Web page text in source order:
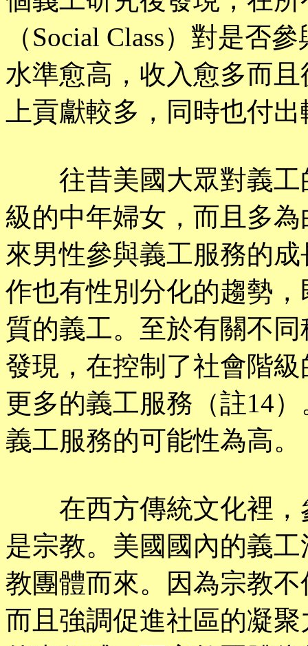
（Social Class）對是否
水準愈高，收入愈多而
上貢獻較多，同時也付
往昔美國大眾對義工
級的中年婦女，而且多
來男性參與義工服務的
作也有性別分化的趨勢
質的義工。至於有關不
發現，在控制了社會階
更多的義工服務（註14
義工服務的可能性為高。
在西方傳統文化裡，
是宗教。美國國內的義
教團體而來。因為宗教
而且強調促進社區的凝